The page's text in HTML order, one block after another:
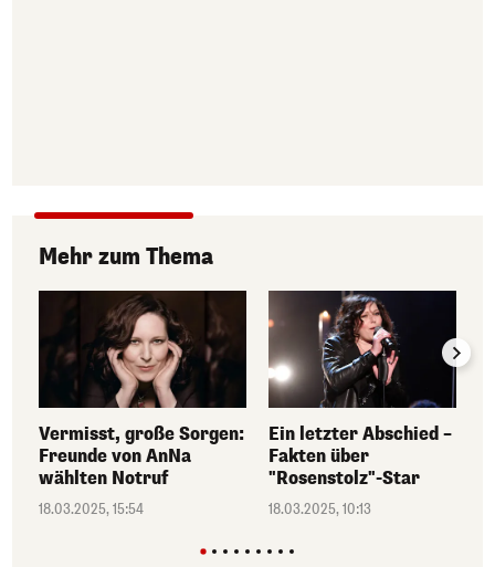
Mehr zum Thema
Vermisst, große Sorgen:
Freunde von AnNa
wählten Notruf
18.03.2025, 15:54
Ein letzter Abschied – 7
Fakten über
"Rosenstolz"-Star
18.03.2025, 10:13